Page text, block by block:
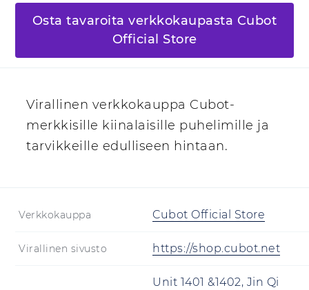
Osta tavaroita verkkokaupasta Cubot
Official Store
Virallinen verkkokauppa Cubot-
merkkisille kiinalaisille puhelimille ja
tarvikkeille edulliseen hintaan.
Verkkokauppa Cubot Official Store
Virallinen sivusto https://shop.cubot.net
Unit 1401 &1402, Jin Qi